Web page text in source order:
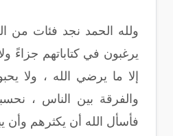
ولله الحمد نجد فئات من
يرغبون في كتاباتهم جزاءً
إلا ما يرضي الله ، ولا
والفرقة بين الناس ،
فأسأل الله أن يكثرهم